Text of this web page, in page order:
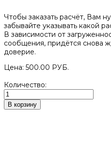
Чтобы заказать расчёт, Вам
забывайте указывать какой
В зависимости от
сообщения, придётся снова
доверие.
Цена: 500.00 РУБ.
Количество: